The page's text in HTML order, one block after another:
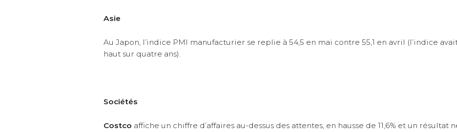
Asie
Au Japon, l’indice PMI manufacturier se replie à 54,5 en mai contre 55,1 en avril (l’indice
haut sur quatre ans).
Sociétés
Costco affiche un chiffre d’affaires au-dessus des attentes, en hausse de 11,6% et un résultat